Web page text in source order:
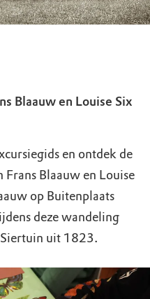
Blaauw en Louise Six
en ontdek de
Frans Blaauw en Louise
op Buitenplaats
deze wandeling
uit 1823.